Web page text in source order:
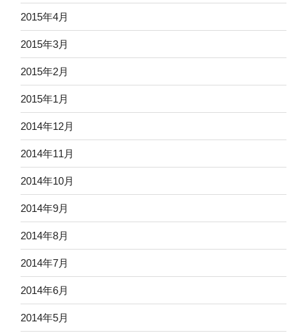
2015年4月
2015年3月
2015年2月
2015年1月
2014年12月
2014年11月
2014年10月
2014年9月
2014年8月
2014年7月
2014年6月
2014年5月